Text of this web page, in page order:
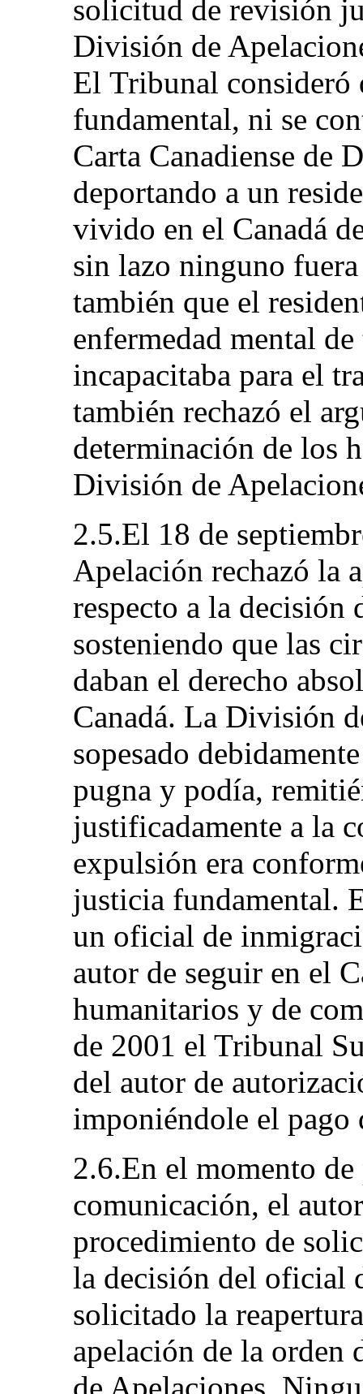
solicitud de revisión
División de
El Tribunal consideró
fundamental, ni se
Carta Canadiense de
deportando a un
vivido en el Canadá
sin lazo ninguno
también que el
enfermedad mental
incapacitaba para el
también rechazó el
determinación de los
División de
2.5.El 18 de
Apelación rechazó la
respecto a la decisión
sosteniendo que las
daban el derecho
Canadá. La División
sopesado
pugna y podía,
justificadamente a la
expulsión era
justicia fundamental.
un oficial de
autor de seguir en el
humanitarios y de
de 2001 el Tribunal
del autor de
imponiéndole el pago
2.6.En el momento de
comunicación, el
procedimiento de
la decisión del oficial
solicitado la
apelación de la